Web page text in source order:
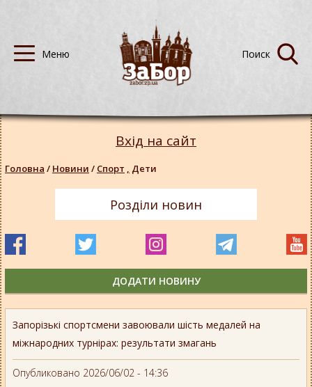
Запорізькі спортсмени завоювали шість медалей на
міжнародних турнірах: результати змагань
Опубликовано 2026/06/02 - 14:36
Вхід на сайт
Головна / Новини / Спорт , Дети
Розділи новин
ДОДАТИ НОВИНУ